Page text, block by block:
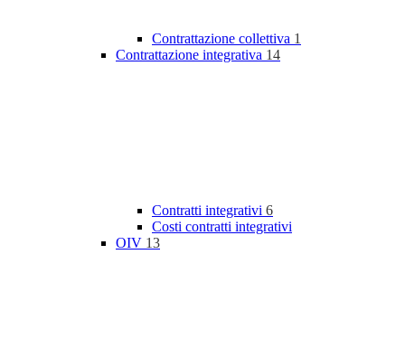
Contrattazione collettiva 1
Contrattazione integrativa 14
Contratti integrativi 6
Costi contratti integrativi
OIV 13